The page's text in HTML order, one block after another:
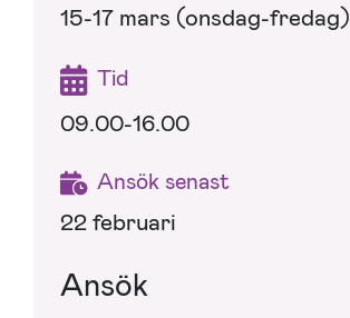
15-17 mars (onsdag-fredag)
Tid
09.00-16.00
Ansök senast
22 februari
Ansök